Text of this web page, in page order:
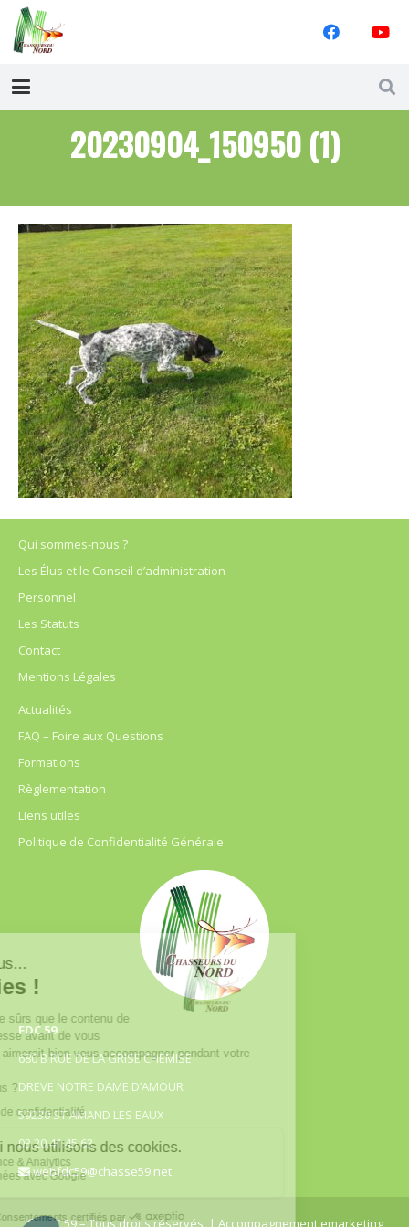
20230904_150950 (1)
Qui sommes-nous ?
Les Élus et le Conseil d’administration
Personnel
Les Statuts
Contact
Mentions Légales
Actualités
FAQ – Foire aux Questions
Formations
Règlementation
Liens utiles
Politique de Confidentialité Générale
FDC 59
680 B RUE DE LA GRISE CHEMISE
DREVE NOTRE DAME D’AMOUR
59230 ST AMAND LES EAUX
03.20.41.45.63
webfdc59@chasse59.net
© FDC 59 – Tous droits réservés | Accompagnement emarketing